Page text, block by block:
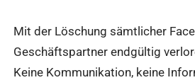
Mit der Löschung sämtlicher
Geschäftspartner endgültig
Keine Kommunikation, keine